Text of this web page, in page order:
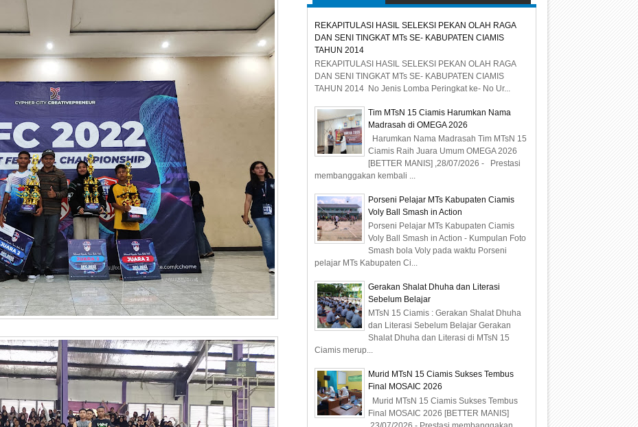
REKAPITULASI HASIL SELEKSI PEKAN OLAH RAGA
DAN SENI TINGKAT MTs SE- KABUPATEN CIAMIS
TAHUN 2014
REKAPITULASI HASIL SELEKSI PEKAN OLAH RAGA
DAN SENI TINGKAT MTs SE- KABUPATEN CIAMIS
TAHUN 2014 No Jenis Lomba Peringkat ke- No Ur...
Tim MTsN 15 Ciamis Harumkan Nama
Madrasah di OMEGA 2026
Harumkan Nama Madrasah Tim MTsN 15
Ciamis Raih Juara Umum OMEGA 2026
[BETTER MANIS] ,28/07/2026 - Prestasi
membanggakan kembali ...
Porseni Pelajar MTs Kabupaten Ciamis
Voly Ball Smash in Action
Porseni Pelajar MTs Kabupaten Ciamis
Voly Ball Smash in Action - Kumpulan Foto
Smash bola Voly pada waktu Porseni
pelajar MTs Kabupaten Ci...
Gerakan Shalat Dhuha dan Literasi
Sebelum Belajar
MTsN 15 Ciamis : Gerakan Shalat Dhuha
dan Literasi Sebelum Belajar Gerakan
Shalat Dhuha dan Literasi di MTsN 15
Ciamis merup...
Murid MTsN 15 Ciamis Sukses Tembus
Final MOSAIC 2026
Murid MTsN 15 Ciamis Sukses Tembus
Final MOSAIC 2026 [BETTER MANIS]